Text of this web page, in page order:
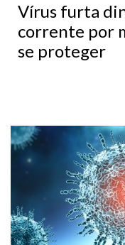
Vírus furta
corrente por
se proteger